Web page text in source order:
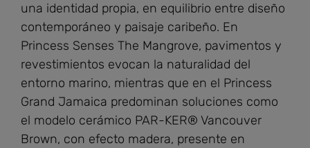
una identidad propia, en equilibrio entre diseño
contemporáneo y paisaje caribeño. En
Princess Senses The Mangrove, pavimentos y
revestimientos evocan la naturalidad del
entorno marino, mientras que en el Princess
Grand Jamaica predominan soluciones como
el modelo cerámico PAR-KER® Vancouver
Brown, con efecto madera, presente en